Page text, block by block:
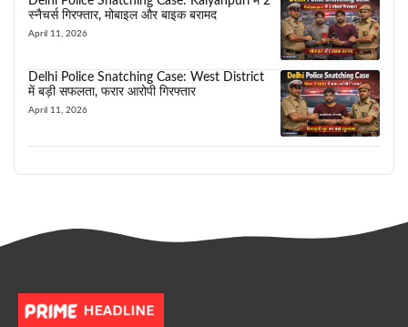
स्नैचर्स गिरफ्तार, मोबाइल और बाइक बरामद
April 11, 2026
Delhi Police Snatching Case: West District
में बड़ी सफलता, फरार आरोपी गिरफ्तार
April 11, 2026